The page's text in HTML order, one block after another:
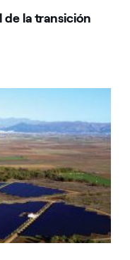
de la transición